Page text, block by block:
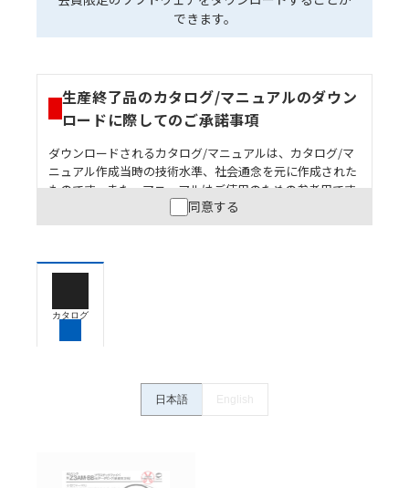
できます。
生産終了品のカタログ/マニュアルのダウン
ロードに際してのご承諾事項
ダウンロードされるカタログ/マニュアルは、カタログ/マ
ニュアル作成当時の技術水準、社会通念を元に作成された
ものです。また、マニュアルはご使用のための参考用です
ので、ご使用にあたっての安全性については十分にご配慮
ください。以下の内容をご承諾の上、ご利用ください。
うな用途に使用される場合には、システム全体として
保できるよう設計されていること、および本製品が全
ていることを、必ず事前に確認してください。
ン事例は参考用ですので、ご採用に際しては機器・装
置の機能や安全性をご確認のうえご使用ください。・
ている可能性がありますがご容赦ください。
同意する
カタログ
日本語 English